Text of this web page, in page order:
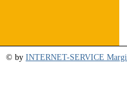
© by INTERNET-SERVICE